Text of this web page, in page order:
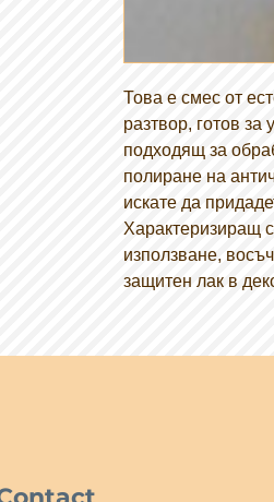
Това е смес от
разтвор, готов
подходящ за
полиране на
искате да
Характеризиращ
използване,
защитен лак в